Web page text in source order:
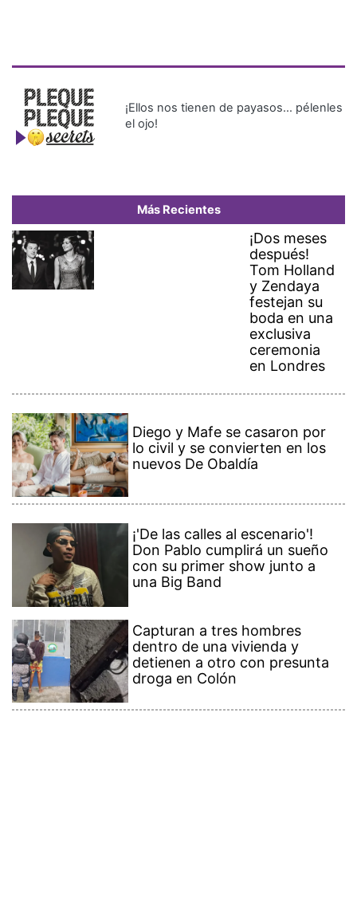
¡Ellos nos tienen de payasos… pélenles
el ojo!
Más Recientes
¡Dos meses
después!
Tom Holland
y Zendaya
festejan su
boda en una
exclusiva
ceremonia
en Londres
Diego y Mafe se casaron por
lo civil y se convierten en los
nuevos De Obaldía
¡'De las calles al escenario'!
Don Pablo cumplirá un sueño
con su primer show junto a
una Big Band
Capturan a tres hombres
dentro de una vivienda y
detienen a otro con presunta
droga en Colón